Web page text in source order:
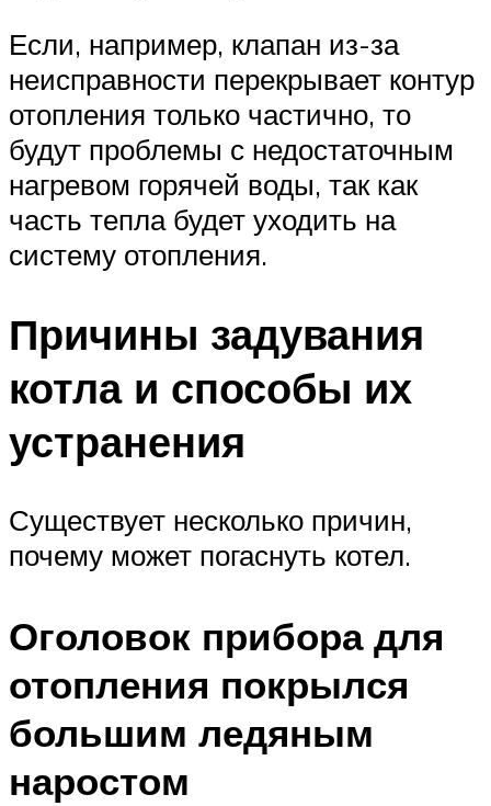
Если, например, клапан из-за
неисправности перекрывает контур
отопления только частично, то
будут проблемы с недостаточным
нагревом горячей воды, так как
часть тепла будет уходить на
систему отопления.
Причины задувания
котла и способы их
устранения
Существует несколько причин,
почему может погаснуть котел.
Оголовок прибора для
отопления покрылся
большим ледяным
наростом